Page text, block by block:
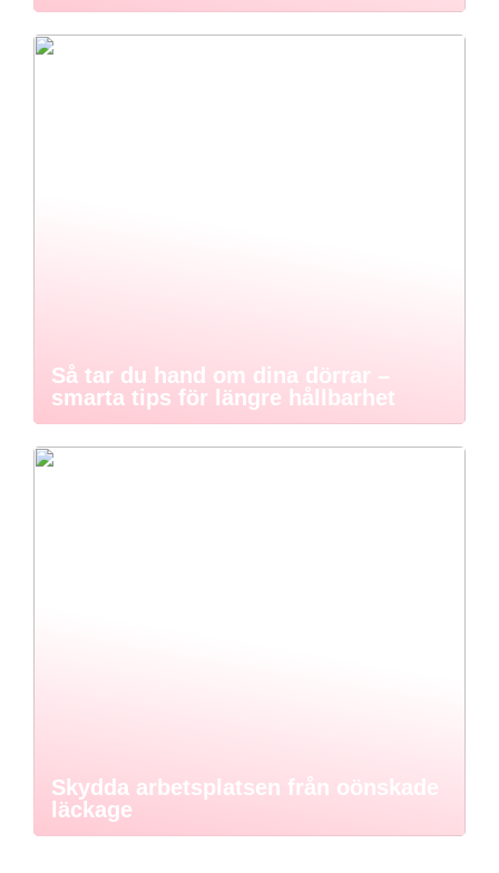
Så tar du hand om dina dörrar –
smarta tips för längre hållbarhet
Skydda arbetsplatsen från oönskade
läckage